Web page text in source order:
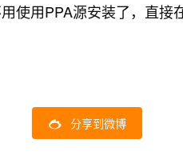
使用PPA源安装了，直接
分享到微博